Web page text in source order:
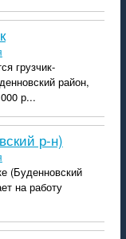
грузчик-
район,
р...
р-н)
(Буденновский
на работу